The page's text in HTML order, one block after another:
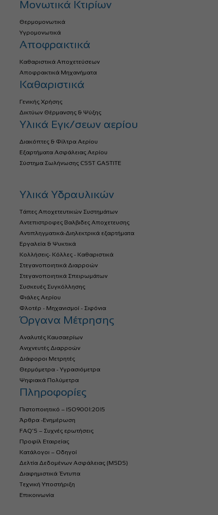
Μονωτικά Κτιρίων
Θερμομονωτικά
Υγρομονωτικά
Αποφρακτικά
Καθαριστικά Αποχετεύσεων
Αποφρακτικά Μηχανήματα
Καθαριστικά
Γενικής Χρήσης
Δικτύων Θέρμανσης & Ψύξης
Υλικά Εγκ/σεων αερίου
Διακόπτες & Φίλτρα Αερίου
Εξαρτήματα Ασφάλειας Αερίου
Σύστημα Σωλήνωσης CSST GASTITE
Υλικά Υδραυλικών
Τάπες Αποχετευτικών Συστημάτων
Αντεπιστροφες Βαλβιδες Αποχετευσης
Αντιπληγματικά-Διηλεκτρικά εξαρτήματα
Εργαλεία & Ψυκτικά
Κολλήσεις- Κόλλες - Καθαριστικά
Στεγανοποιητικά Διαρροών
Στεγανοποιητικά Σπειρωμάτων
Συσκευές Συγκόλλησης
Φιάλες Αερίου
Φλοτέρ - Μηχανισμοί - Σιφόνια
Όργανα Μέτρησης
Αναλυτές Καυσαερίων
Ανιχνευτές Διαρροών
Διάφοροι Μετρητές
Θερμόμετρα - Υγρασιόμετρα
Ψηφιακά Πολύμετρα
Πληροφορίες
Πιστοποιητικό – ISO9001:2015
Άρθρα -Ενημέρωση
FAQ’S – Συχνές ερωτήσεις
Προφίλ Εταιρείας
Κατάλογοι – Οδηγοί
Δελτία Δεδομένων Ασφάλειας (MSDS)
Διαφημιστικά Έντυπα
Τεχνική Υποστήριξη
Επικοινωνία